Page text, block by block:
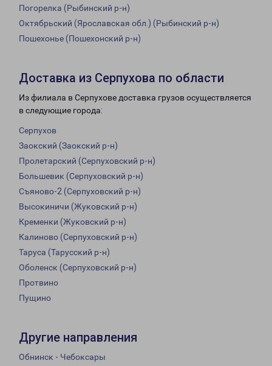
Погорелка (Рыбинский р-н)
Октябрьский (Ярославская обл.) (Рыбинский р-н)
Пошехонье (Пошехонский р-н)
Доставка из Серпухова по области
Из филиала в Серпухове доставка грузов осуществляется
в следующие города:
Серпухов
Заокский (Заокский р-н)
Пролетарский (Серпуховский р-н)
Большевик (Серпуховский р-н)
Съяново-2 (Серпуховский р-н)
Высокиничи (Жуковский р-н)
Кременки (Жуковский р-н)
Калиново (Серпуховский р-н)
Таруса (Тарусский р-н)
Оболенск (Серпуховский р-н)
Протвино
Пущино
Другие направления
Обнинск - Чебоксары